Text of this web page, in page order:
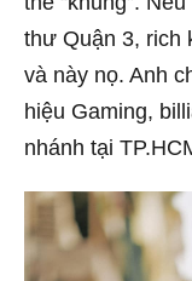
thư Quận 3, rich
và này nọ. Anh
hiệu Gaming,
nhánh tại